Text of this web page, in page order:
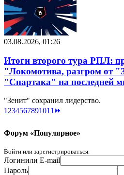
03.08.2026, 01:26
Итоги второго тура РПЛ:
"Локомотива, разгром от
"Спартака" на последней
"Зенит" сохранил лидерство.
1 234567891011 ⏩
Форум «Популярное»
Войти или зарегистрироваться.
Логинили E-mail
Пароль